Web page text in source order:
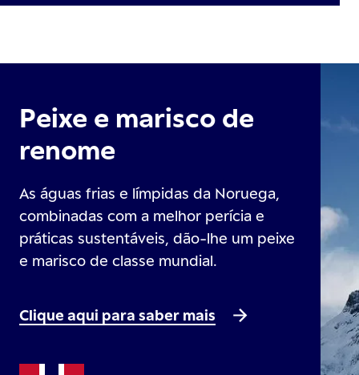
Peixe e marisco de
renome
As águas frias e límpidas da Noruega,
combinadas com a melhor perícia e
práticas sustentáveis, dão-lhe um peixe
e marisco de classe mundial.
Clique aqui para saber mais